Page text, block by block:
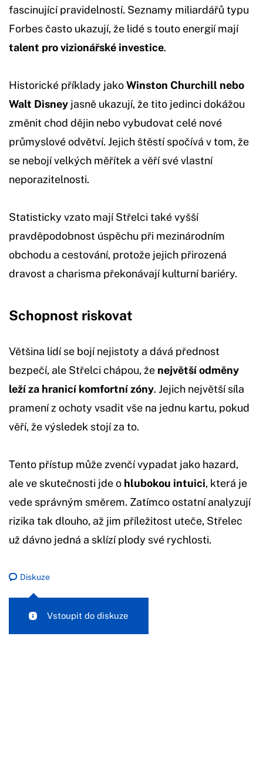
fascinující pravidelností. Seznamy miliardářů typu
Forbes často ukazují, že lidé s touto energií mají
talent pro vizionářské investice.
Historické příklady jakoWinston Churchill nebo
Walt Disney jasně ukazují, že tito jedinci dokážou
změnit chod dějin nebo vybudovat celé nové
průmyslové odvětví. Jejich štěstí spočívá v tom, že
se nebojí velkých měřítek a věří své vlastní
neporazitelnosti.
Statisticky vzato mají Střelci také vyšší
pravděpodobnost úspěchu při mezinárodním
obchodu a cestování, protože jejich přirozená
dravost a charisma překonávají kulturní bariéry.
Schopnost riskovat
Většina lidí se bojí nejistoty a dává přednost
bezpečí, ale Střelci chápou, že největší odměny
leží za hranicí komfortní zóny. Jejich největší síla
pramení z ochoty vsadit vše na jednu kartu, pokud
věří, že výsledek stojí za to.
Tento přístup může zvenčí vypadat jako hazard,
ale ve skutečnosti jde o hlubokou intuici, která je
vede správným směrem. Zatímco ostatní analyzují
rizika tak dlouho, až jim příležitost uteče, Střelec
už dávno jedná a sklízí plody své rychlosti.
Diskuze
Vstoupit do diskuze